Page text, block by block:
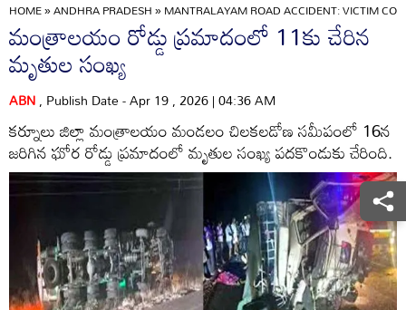
HOME»ANDHRA PRADESH»MANTRALAYAM ROAD ACCIDENT: VICTIM
మంత్రాలయం రోడ్డు ప్రమాదంలో 11కు చేరిన
మృతుల సంఖ్య
ABN, Publish Date - Apr 19 , 2026 | 04:36 AM
కర్నూలు జిల్లా మంత్రాలయం మండలం చిలకలడోణ సమీపంలో 16న
జరిగిన ఘోర రోడ్డు ప్రమాదంలో మృతుల సంఖ్య పదకొండుకు చేరింది.